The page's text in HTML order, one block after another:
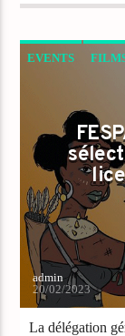
EVENTS
admin
20/02/2023
La délégation